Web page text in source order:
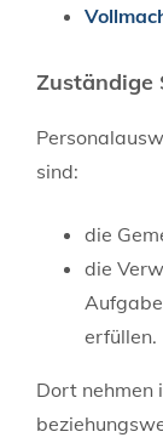
Zuständige
sind:
die
die
erfüllen.
Dort nehmen